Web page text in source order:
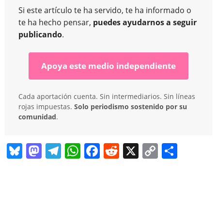
Si este artículo te ha servido, te ha informado o
te ha hecho pensar, puedes ayudarnos a seguir
publicando.
Apoya este medio independiente
Cada aportación cuenta. Sin intermediarios. Sin líneas
rojas impuestas. Solo periodismo sostenido por su
comunidad.
Bl M T W F R X C